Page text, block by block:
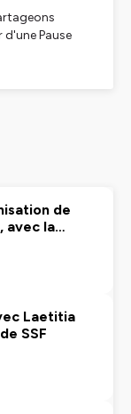
Pause
de
avec la
Laetitia
SSF